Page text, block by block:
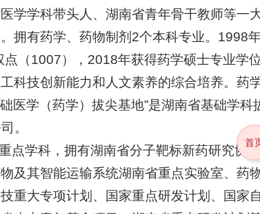
学学科带头人、湖南省青年骨干教师等一
拥有药学、药物制剂2个本科专业。1998
（1007），2018年获得药学硕士专业学
科技创新能力和人文素养的综合培养。药
医学（药学）拔尖基地”是湖南省基础学科
。
重点学科，拥有湖南省分子靶标新药研究协
及其智能运输系统湖南省重点实验室、药
重大专项计划、国家重点研发计划、国家
首